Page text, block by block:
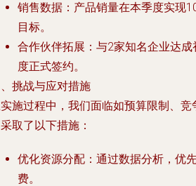
销售数据：产品销量在本季度实现
目标。
合作伙伴拓展：与2家知名企业达
度正式签约。
挑战与应对措施
施过程中，我们面临如预算限制、
取了以下措施：
优化资源分配：通过数据分析，优
费。